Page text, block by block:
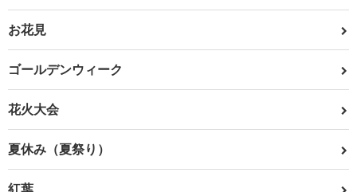
お花見
ゴールデンウィーク
花火大会
夏休み（夏祭り）